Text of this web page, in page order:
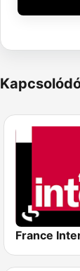
France